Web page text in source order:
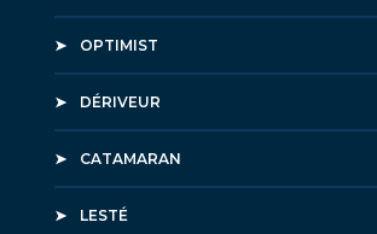
OPTIMIST
DÉRIVEUR
CATAMARAN
LESTÉ